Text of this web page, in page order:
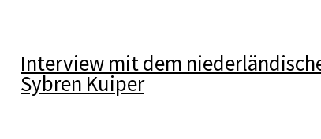
Interview mit dem
Sybren Kuiper